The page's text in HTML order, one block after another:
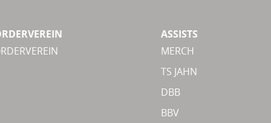
ASSISTS
MERCH
TS JAHN
DBB
BBV